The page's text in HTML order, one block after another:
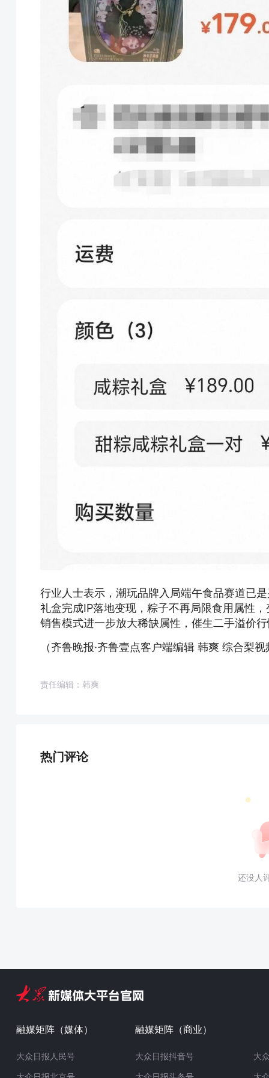
行业人士表示，潮玩品牌入局端午食品赛道已
礼盒完成IP落地变现，粽子不再局限食用属性
销售模式进一步放大稀缺属性，催生二手溢价
（齐鲁晚报·齐鲁壹点客户端编辑 韩爽 综合梨
责任编辑：韩爽
热门评论
还没人
融媒矩阵（媒体）
大众日报人民号
融媒矩阵（商业）
大众日报抖音号
大